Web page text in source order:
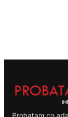
Probatam.co